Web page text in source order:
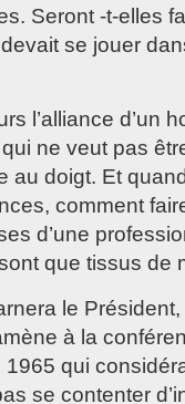
Seront -t-elles
se jouer
l’alliance d’un
ne veut pas
au doigt. Et
comment
d’une
que tissus de
le Président,
à la
qui
se contenter